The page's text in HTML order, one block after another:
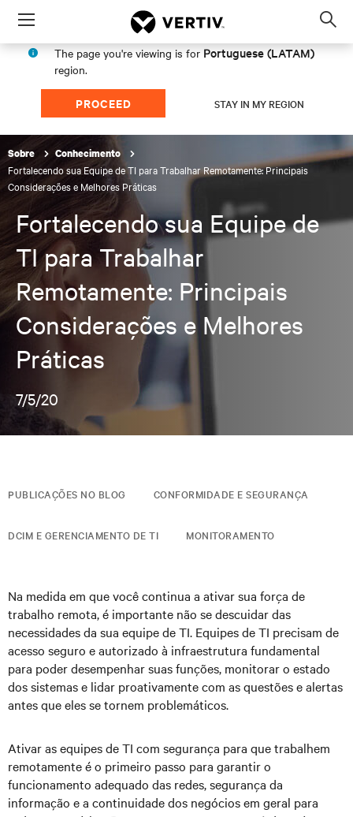
Menu
The page you're viewing is for Portuguese (LATAM)
region.
PROCEED STAY IN MY REGION
Sobre Conhecimento
Fortalecendo sua Equipe de TI para Trabalhar Remotamente: Principais
Considerações e Melhores Práticas
Fortalecendo sua Equipe de
TI para Trabalhar
Remotamente: Principais
Considerações e Melhores
Práticas
7/5/20
PUBLICAÇÕES NO BLOG CONFORMIDADE E SEGURANÇA
DCIM E GERENCIAMENTO DE TI MONITORAMENTO
Na medida em que você continua a ativar sua força de
trabalho remota, é importante não se descuidar das
necessidades da sua equipe de TI. Equipes de TI precisam de
acesso seguro e autorizado à infraestrutura fundamental
para poder desempenhar suas funções, monitorar o estado
dos sistemas e lidar proativamente com as questões e alertas
antes que eles se tornem problemáticos.
Ativar as equipes de TI com segurança para que trabalhem
remotamente é o primeiro passo para garantir o
funcionamento adequado das redes, segurança da
informação e a continuidade dos negócios em geral para